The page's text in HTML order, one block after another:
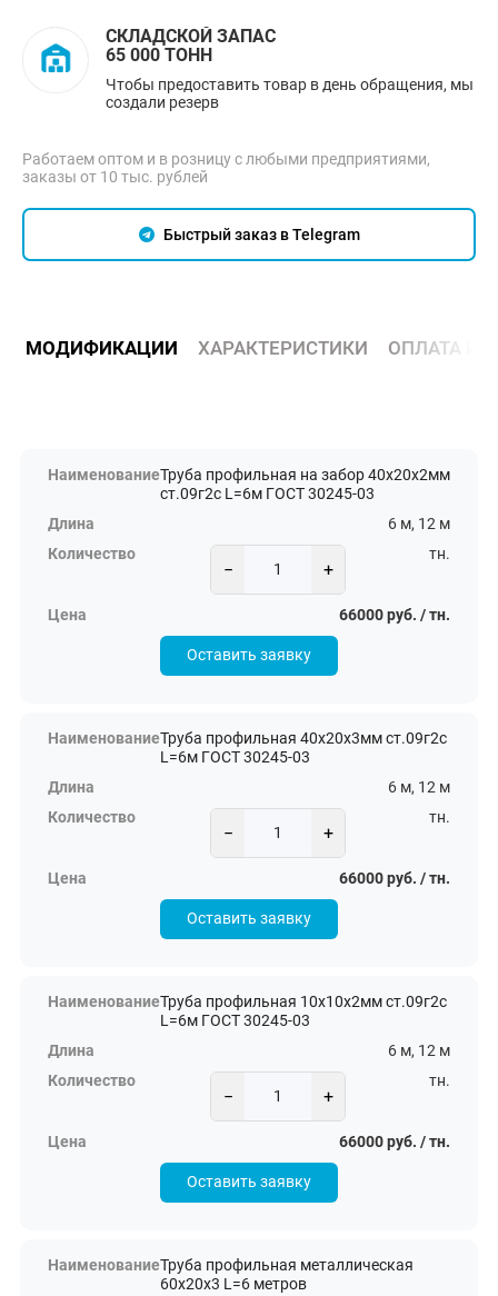
СКЛАДСКОЙ ЗАПАС
65 000 ТОНН
Чтобы предоставить товар в день обращения, мы
создали резерв
Работаем оптом и в розницу с любыми предприятиями,
заказы от 10 тыс. рублей
Быстрый заказ в Telegram
МОДИФИКАЦИИ ХАРАКТЕРИСТИКИ ОПЛАТА И
Труба профильная на забор 40х20х2мм
ст.09г2с L=6м ГОСТ 30245-03
6 м, 12 м
− +
тн.
66000 руб. / тн.
Оставить заявку
Труба профильная 40х20х3мм ст.09г2с
L=6м ГОСТ 30245-03
6 м, 12 м
− +
тн.
66000 руб. / тн.
Оставить заявку
Труба профильная 10х10х2мм ст.09г2с
L=6м ГОСТ 30245-03
6 м, 12 м
− +
тн.
66000 руб. / тн.
Оставить заявку
Труба профильная металлическая
60х20х3 L=6 метров